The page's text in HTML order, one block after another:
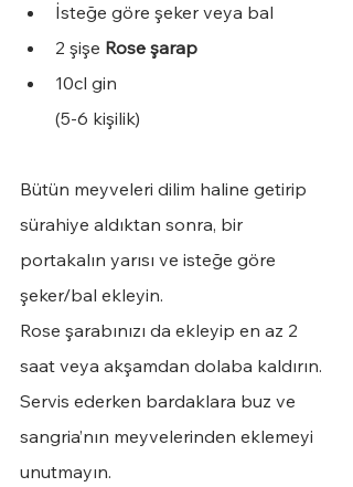
İsteğe göre şeker veya bal
2 şişe Rose şarap
10cl gin
(5-6 kişilik)
Bütün meyveleri dilim haline getirip
sürahiye aldıktan sonra, bir
portakalın yarısı ve isteğe göre
şeker/bal ekleyin.
Rose şarabınızı da ekleyip en az 2
saat veya akşamdan dolaba kaldırın.
Servis ederken bardaklara buz ve
sangria’nın meyvelerinden eklemeyi
unutmayın.